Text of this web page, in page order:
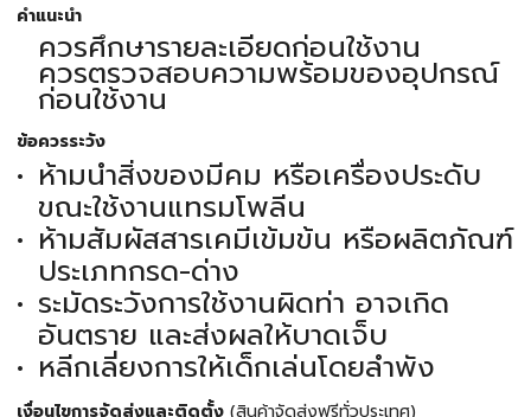
คำแนะนำ
ควรศึกษารายละเอียดก่อนใช้งาน
ควรตรวจสอบความพร้อมของอุปกรณ์
ก่อนใช้งาน
ข้อควรระวัง
ห้ามนำสิ่งของมีคม หรือเครื่องประดับ
ขณะใช้งานแทรมโพลีน
ห้ามสัมผัสสารเคมีเข้มข้น หรือผลิตภัณฑ์
ประเภทกรด-ด่าง
ระมัดระวังการใช้งานผิดท่า อาจเกิด
อันตราย และส่งผลให้บาดเจ็บ
หลีกเลี่ยงการให้เด็กเล่นโดยลำพัง
เงื่อนไขการจัดส่งและติดตั้ง (สินค้าจัดส่งฟรีทั่วประเทศ)